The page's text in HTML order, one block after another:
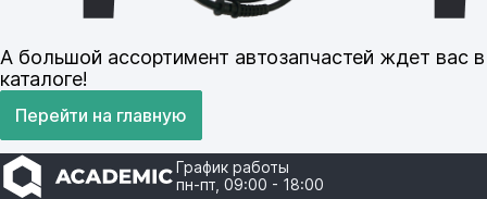
А большой ассортимент автозапчастей ждет вас в
каталоге!
Перейти на главную
График работы
пн-пт, 09:00 - 18:00